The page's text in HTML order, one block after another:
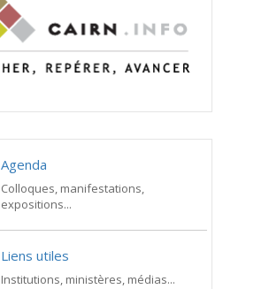
Agenda
Colloques, manifestations,
expositions...
Liens utiles
Institutions, ministères, médias...